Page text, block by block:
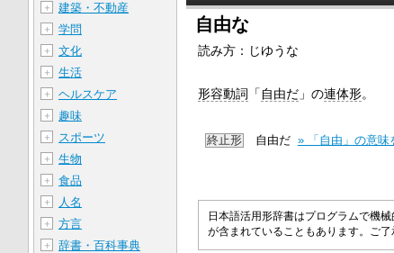
自由な
読み方：じゆうな
形容動詞 「 自由だ」の連体形。
終止形 自由だ » 「自由」の意味
日本語活用形辞書はプログラムで機
が含まれていることもあります。ご了
＋ 建築・不動産
＋ 学問
＋ 文化
＋ 生活
＋ ヘルスケア
＋ 趣味
＋ スポーツ
＋ 生物
＋ 食品
＋ 人名
＋ 方言
＋ 辞書・百科事典